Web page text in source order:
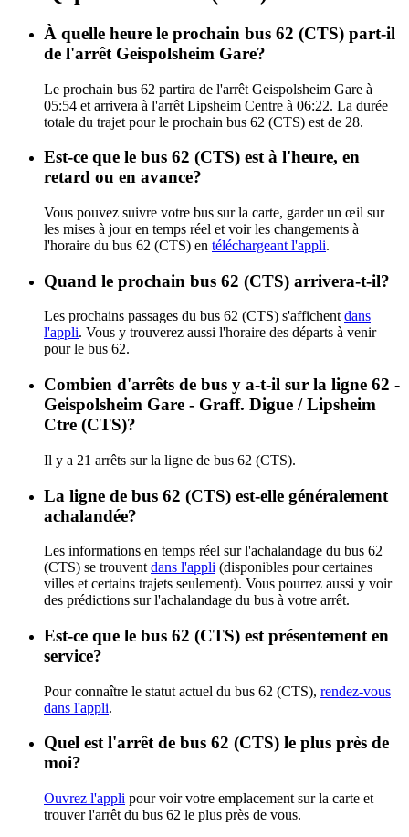
À quelle heure le prochain bus 62 (CTS) part-il
de l'arrêt Geispolsheim Gare?
Le prochain bus 62 partira de l'arrêt Geispolsheim Gare à
05:54 et arrivera à l'arrêt Lipsheim Centre à 06:22. La durée
totale du trajet pour le prochain bus 62 (CTS) est de 28.
Est-ce que le bus 62 (CTS) est à l'heure, en
retard ou en avance?
Vous pouvez suivre votre bus sur la carte, garder un œil sur
les mises à jour en temps réel et voir les changements à
l'horaire du bus 62 (CTS) en téléchargeant l'appli.
Quand le prochain bus 62 (CTS) arrivera-t-il?
Les prochains passages du bus 62 (CTS) s'affichent dans
l'appli. Vous y trouverez aussi l'horaire des départs à venir
pour le bus 62.
Combien d'arrêts de bus y a-t-il sur la ligne 62 -
Geispolsheim Gare - Graff. Digue / Lipsheim
Ctre (CTS)?
Il y a 21 arrêts sur la ligne de bus 62 (CTS).
La ligne de bus 62 (CTS) est-elle généralement
achalandée?
Les informations en temps réel sur l'achalandage du bus 62
(CTS) se trouvent dans l'appli (disponibles pour certaines
villes et certains trajets seulement). Vous pourrez aussi y voir
des prédictions sur l'achalandage du bus à votre arrêt.
Est-ce que le bus 62 (CTS) est présentement en
service?
Pour connaître le statut actuel du bus 62 (CTS), rendez-vous
dans l'appli.
Quel est l'arrêt de bus 62 (CTS) le plus près de
moi?
Ouvrez l'appli pour voir votre emplacement sur la carte et
trouver l'arrêt du bus 62 le plus près de vous.